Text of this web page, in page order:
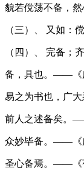
貌若傥荡不备，
（三）、 又如：
（四）、 完备；
备，具也。——《
易之为书也，广
前人之述备矣。
众妙毕备。——《
圣心备焉。——《